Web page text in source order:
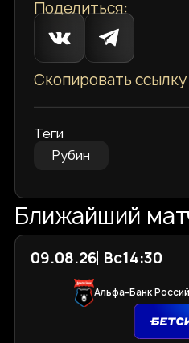
Поделиться:
Скопировать ссылку
Теги
Рубин
Ближайший
09.08.26 Вс14:30
Альфа-Банк